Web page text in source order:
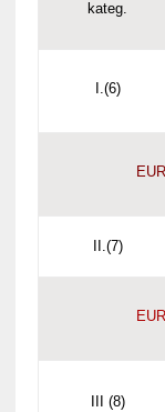
kateg.
I.(6)
EUR
II.(7)
EUR
III (8)